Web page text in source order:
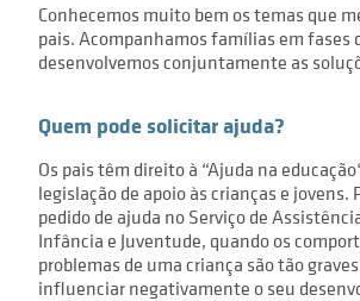
Conhecemos muito bem os temas que
pais. Acompanhamos famílias em fases
desenvolvemos conjuntamente as
Quem pode solicitar ajuda?
Os pais têm direito à “Ajuda na
legislação de apoio às crianças e jovens.
pedido de ajuda no Serviço de
Infância e Juventude, quando os
problemas de uma criança são tão
influenciar negativamente o seu